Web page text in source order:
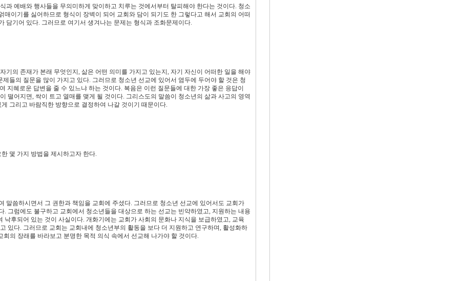
과 예배와 행사들을 무의미하게 맞이하고 치루는 것에서부터 탈피해야 한다는 것이다. 청소
이기를 싫어하므로 형식이 장벽이 되어 교회와 담이 되기도 한 그렇다고 해서 교회의 어떠
담기어 있다. 그러므로 여기서 생겨나는 문제는 형식과 조화문제이다.
기의 존재가 본래 무엇인지, 삶은 어떤 의미를 가지고 있는지, 자기 자신이 어떠한 일을 해야
들의 질문을 많이 가지고 있다. 그러므로 청소년 선교에 있어서 염두에 두어야 할 것은 청
지혜로운 답변을 줄 수 있느냐 하는 것이다. 복음은 이런 질문들에 대한 가장 좋은 응답이
떨어지면, 싹이 트고 열매를 맺게 될 것이다. 그리스도의 말씀이 청소년의 삶과 사고의 영역
그리고 바람직한 방향으로 결정하여 나갈 것이기 때문이다.
몇 가지 방법을 제시하고자 한다.
말씀하시면서 그 권한과 책임을 교회에 주셨다. 그러므로 청소년 선교에 있어서도 교회가
그럼에도 불구하고 교회에서 청소년들을 대상으로 하는 선교는 빈약하였고, 지원하는 내용
후되어 있는 것이 사실이다. 개화기에는 교회가 사회의 문화나 지식을 보급하였고, 교육
있다. 그러므로 교회는 교회내에 청소년부의 활동을 보다 더 지원하고 연구하며, 활성화하
의 장래를 바라보고 분명한 목적 의식 속에서 선교해 나가야 할 것이다.